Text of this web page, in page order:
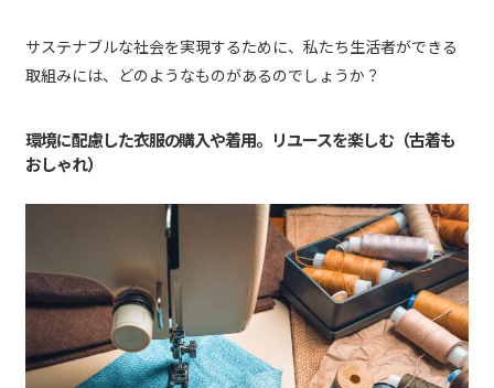
資、ビジネスサポート等のさま
ざまなソリューションをご提
供。関西電力グループがこれま
と社会の &quot;力&quot; にな
サステナブルな社会を実現するために、私たち生活者ができる
取組みには、どのようなものがあるのでしょうか？
環境に配慮した衣服の購入や着用。リユースを楽しむ（古着も
おしゃれ）